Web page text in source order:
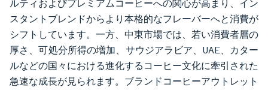
ルティおよびプレミアムコーヒーへの関心が高まり、イン
スタントブレンドからより本格的なフレーバーへと消費が
シフトしています。一方、中東市場では、若い消費者層の
厚さ、可処分所得の増加、サウジアラビア、UAE、カター
ルなどの国々における進化するコーヒー文化に牽引された
急速な成長が見られます。ブランドコーヒーアウトレット